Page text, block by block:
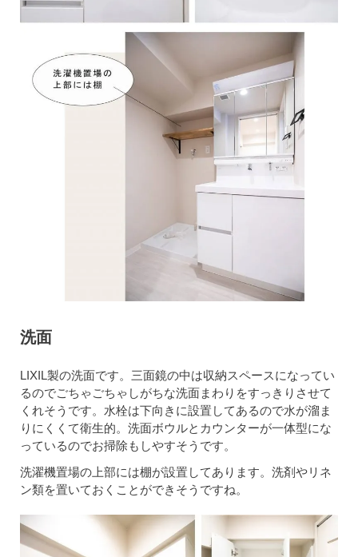
洗面
LIXIL製の洗面です。三面鏡の中は収納スペースになってい
るのでごちゃごちゃしがちな洗面まわりをすっきりさせて
くれそうです。水栓は下向きに設置してあるので水が溜ま
りにくくて衛生的。洗面ボウルとカウンターが一体型にな
っているのでお掃除もしやすそうです。
洗濯機置場の上部には棚が設置してあります。洗剤やリネ
ン類を置いておくことができそうですね。